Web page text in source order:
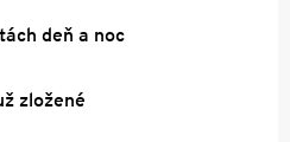
deň a noc
zložené